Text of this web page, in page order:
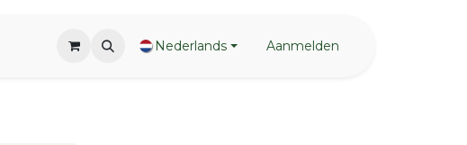
Nederlands Aanmelden